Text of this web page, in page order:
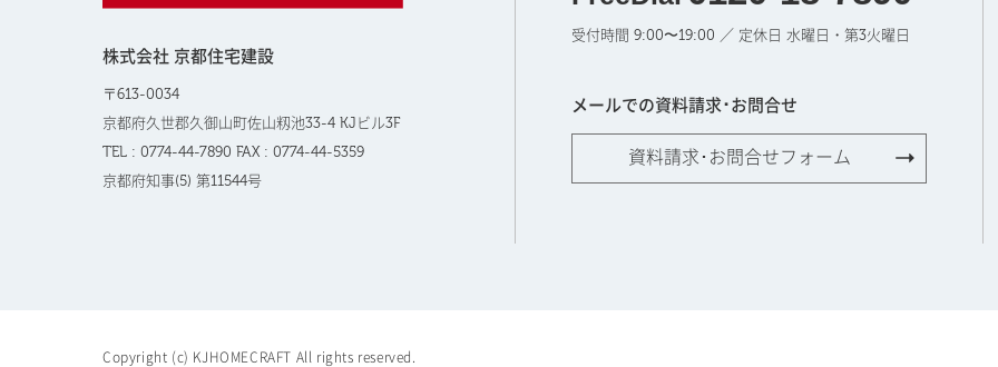
受付時間 9:00〜19:00 ／ 定休日 水曜日・第3火曜日
メールでの資料請求･お問合せ
資料請求･お問合せフォーム
株式会社 京都住宅建設
〒613-0034
京都府久世郡久御山町佐山籾池33-4 KJビル3F
TEL : 0774-44-7890 FAX : 0774-44-5359
京都府知事(5) 第11544号
Copyright (c) KJHOMECRAFT All rights reserved.